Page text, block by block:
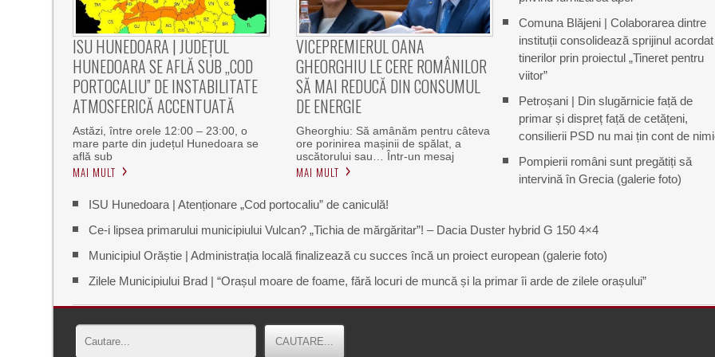
ISU HUNEDOARA | JUDEȚUL
HUNEDOARA SE AFLĂ SUB „COD
PORTOCALIU” DE INSTABILITATE
ATMOSFERICĂ ACCENTUATĂ
Astăzi, între orele 12:00 – 23:00, o
mare parte din județul Hunedoara se
află sub
MAI MULT
VICEPREMIERUL OANA
GHEORGHIU LE CERE ROMÂNILOR
SĂ MAI REDUCĂ DIN CONSUMUL
DE ENERGIE
Gheorghiu: Să amânăm pentru câteva
ore porinirea mașinii de spălat, a
uscătorului sau… Într-un mesaj
MAI MULT
Comuna Blăjeni | Colaborarea dintre
instituții consolidează sprijinul acordat
tinerilor prin proiectul „Tineret pentru
viitor”
Petroșani | Din slugărnicie față de
primar și dispreț față de cetățeni,
consilierii PSD nu mai țin cont de
Pompierii români sunt pregătiți să
intervină în Grecia (galerie foto)
ISU Hunedoara | Atenționare „Cod portocaliu” de caniculă!
Ce-i lipsea primarului municipiului Vulcan? „Tichia de mărgăritar”! – Dacia Duster hybrid G 150 4×4
Municipiul Orăștie | Administrația locală finalizează cu succes încă un proiect european (galerie foto)
Zilele Municipiului Brad | “Orașul moare de foame, fără locuri de muncă și la primar îi arde de zilele orașului”